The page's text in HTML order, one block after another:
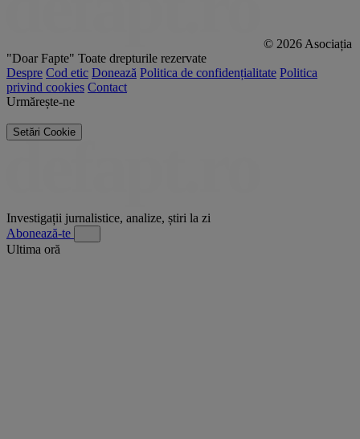
© 2026 Asociația
"Doar Fapte" Toate drepturile rezervate
Despre Cod etic Donează Politica de confidențialitate Politica
privind cookies Contact
Urmărește-ne
Setări Cookie
Investigații jurnalistice, analize, știri la zi
Abonează-te
Ultima oră